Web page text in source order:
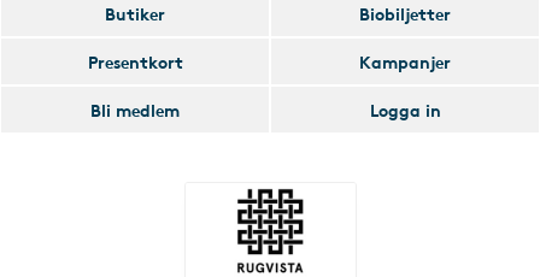
Butiker
Biobiljetter
Presentkort
Kampanjer
Bli medlem
Logga in